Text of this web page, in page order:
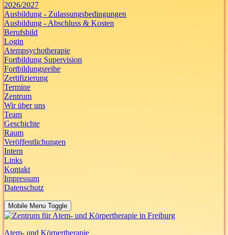
2026/2027
Ausbildung - Zulassungsbedingungen
Ausbildung - Abschluss & Kosten
Berufsbild
Login
Atempsychotherapie
Fortbildung Supervision
Fortbildungsreihe
Zertifizierung
Termine
Zentrum
Wir über uns
Team
Geschichte
Raum
Veröffentlichungen
Intern
Links
Kontakt
Impressum
Datenschutz
Mobile Menu Toggle
Atem- und Körpertherapie